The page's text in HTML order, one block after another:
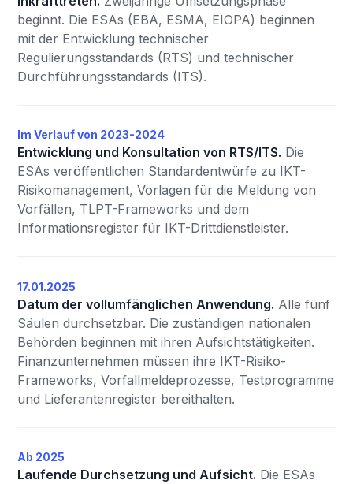
beginnt. Die ESAs (EBA, ESMA, EIOPA) beginnen
mit der Entwicklung technischer
Regulierungsstandards (RTS) und technischer
Durchführungsstandards (ITS).
Im Verlauf von 2023-2024
Entwicklung und Konsultation von RTS/ITS. Die
ESAs veröffentlichen Standardentwürfe zu IKT-
Risikomanagement, Vorlagen für die Meldung von
Vorfällen, TLPT-Frameworks und dem
Informationsregister für IKT-Drittdienstleister.
17.01.2025
Datum der vollumfänglichen Anwendung. Alle fünf
Säulen durchsetzbar. Die zuständigen nationalen
Behörden beginnen mit ihren Aufsichtstätigkeiten.
Finanzunternehmen müssen ihre IKT-Risiko-
Frameworks, Vorfallmeldeprozesse, Testprogramme
und Lieferantenregister bereithalten.
Ab 2025
Laufende Durchsetzung und Aufsicht. Die ESAs